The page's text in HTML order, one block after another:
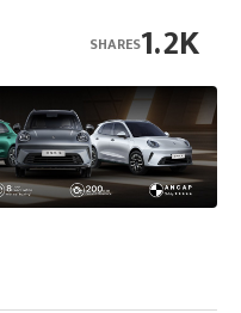
1.2K
SHARES